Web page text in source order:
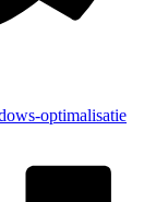
optimalisatie